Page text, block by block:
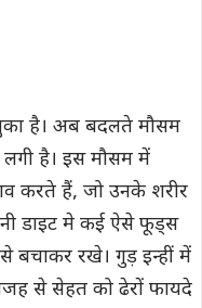
है। अब बदलते मौसम
है। इस मौसम में
करते हैं, जो उनके शरीर
डाइट मे कई ऐसे फूड्स
बचाकर रखे। गुड़ इन्हीं में
से सेहत को ढेरों फायदे